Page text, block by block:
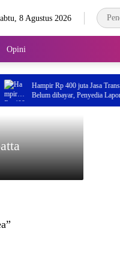
8 Agustus 2026
Opini
Hampir Rp 400 juta Jasa Transportasi
Belum dibayar, Penyedia Laporkan PT
Gorontalo